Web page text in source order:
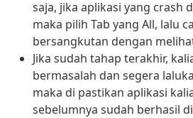
saja, jika aplikasi yang crash
maka pilih Tab yang All, lalu
bersangkutan dengan
Jika sudah tahap terakhir,
bermasalah dan segera
maka di pastikan aplikasi
sebelumnya sudah berhasil